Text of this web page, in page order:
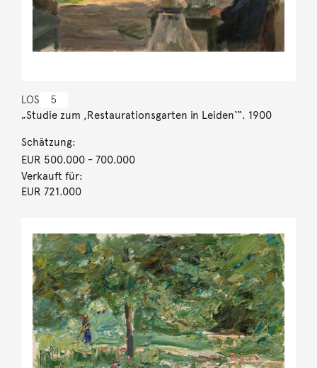
LOS 5
„Studie zum ,Restaurationsgarten in Leiden‘“. 1900
Schätzung:
EUR 500.000- 700.000
Verkauft für:
EUR 721.000